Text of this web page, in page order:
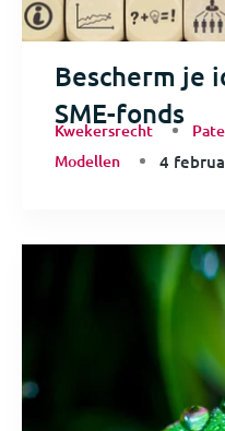
Bescherm je
SME-fonds
Kwekersrecht
Modellen
4